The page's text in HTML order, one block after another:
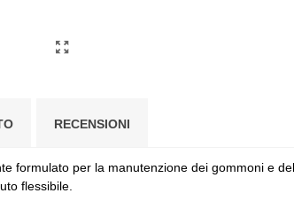
RECENSIONI
formulato per la manutenzione dei gommoni e
flessibile.